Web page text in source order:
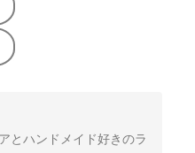
とハンドメイド好きのラ